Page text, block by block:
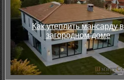
Как утеплить мансарду в
загородном доме